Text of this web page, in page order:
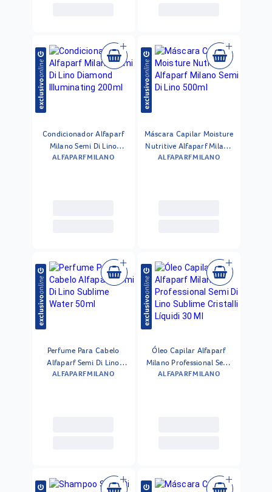
Condicionador Alfaparf
Milano Semi Di Lino
Diamond Illuminating
ALFAPARF MILANO
Máscara Capilar Moisture
Nutritive Alfaparf Milano
Semi Di Lino 500ml
ALFAPARF MILANO
Perfume Para Cabelo
Alfaparf Semi Di Lino
Sublime Water 50ml
ALFAPARF MILANO
Óleo Capilar Alfaparf
Milano Professional Semi
Di Lino Sublime Cristalli
ALFAPARF MILANO